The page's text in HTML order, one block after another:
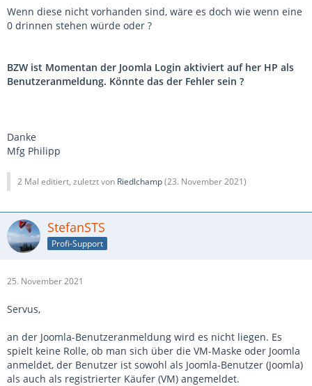
Wenn diese nicht vorhanden sind, wäre es doch wie wenn eine
0 drinnen stehen würde oder ?
BZW ist Momentan der Joomla Login aktiviert auf her HP als
Benutzeranmeldung. Könnte das der Fehler sein ?
Danke
Mfg Philipp
2 Mal editiert, zuletzt von Riedlchamp(23. November 2021)
StefanSTS
Profi-Support
25. November 2021
Servus,
an der Joomla-Benutzeranmeldung wird es nicht liegen. Es
spielt keine Rolle, ob man sich über die VM-Maske oder Joomla
anmeldet, der Benutzer ist sowohl als Joomla-Benutzer (Joomla)
als auch als registrierter Käufer (VM) angemeldet.